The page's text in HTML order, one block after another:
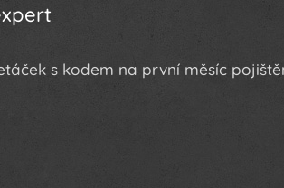
s kodem na první měsíc